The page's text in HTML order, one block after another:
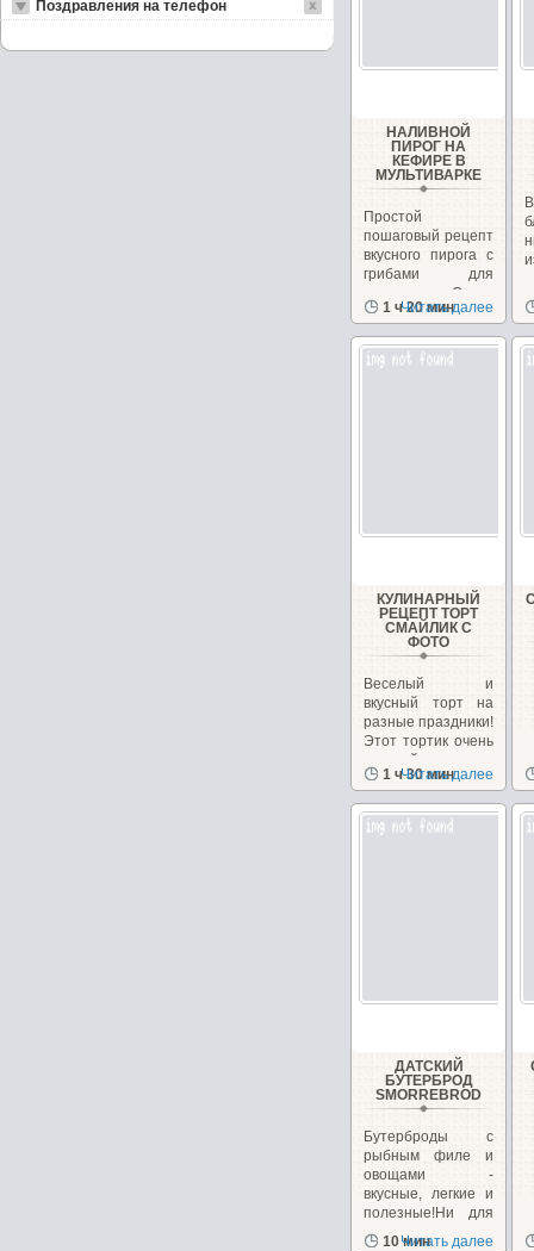
НАЛИВНОЙ
ПИРОГ НА
КЕФИРЕ В
МУЛЬТИВАРКЕ
Простой
пошаговый рецепт
вкусного пирога с
грибами для
мультиварки.Очень...
1 ч 20 мин
Читать далее
КУЛИНАРНЫЙ
РЕЦЕПТ ТОРТ
СМАЙЛИК С
ФОТО
Веселый и
вкусный торт на
разные праздники!
Этот тортик очень
вкусный и
поднимает...
1 ч 30 мин
Читать далее
ДАТСКИЙ
БУТЕРБРОД
SMORREBROD
Бутерброды с
рыбным филе и
овощами -
вкусные, легкие и
полезные!Ни для
кого...
10 мин
Читать далее
Поздравления на телефон